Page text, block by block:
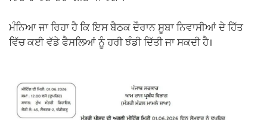
ਮੰਨਿਆ ਜਾ ਰਿਹਾ ਹੈ ਕਿ ਇਸ ਬੈਠਕ ਦੌਰਾਨ ਸੂਬਾ ਨਿਵਾਸੀਆਂ ਦੇ ਹਿੱਤ
ਵਿੱਚ ਕਈ ਵੱਡੇ ਫੈਸਲਿਆਂ ਨੂੰ ਹਰੀ ਝੰਡੀ ਦਿੱਤੀ ਜਾ ਸਕਦੀ ਹੈ।